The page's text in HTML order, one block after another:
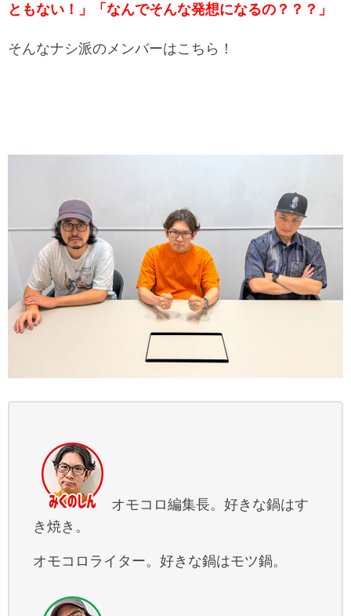
ともない！」「なんでそんな発想になるの？？？」
そんなナシ派のメンバーはこちら！
オモコロ編集長。好きな鍋はす
き焼き。
オモコロライター。好きな鍋はモツ鍋。